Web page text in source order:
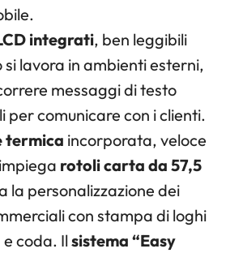
integrati, ben leggibili
lavora in ambienti esterni,
messaggi di testo
per comunicare con i clienti.
termica incorporata, veloce
rotoli carta da 57,5
la personalizzazione dei
con stampa di loghi
coda. Ilsistema “Easy